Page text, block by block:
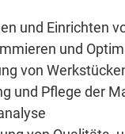
und Einrichten
und
von
und Pflege der